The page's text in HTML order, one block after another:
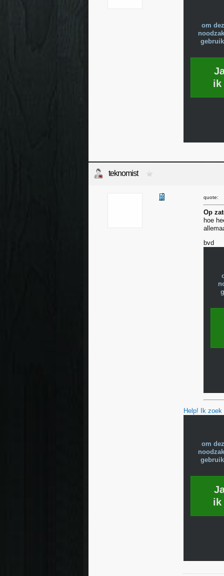
om
ik
teknomist
quote:
Op
hoe
bvd
Help! Ik zoek
om
ik